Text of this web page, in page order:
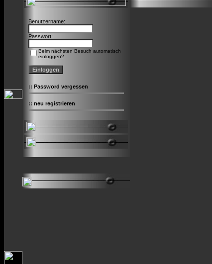
Benutzername:
Passwort:
Beim nächsten Besuch automatisch
einloggen?
:: Password vergessen
:: neu registrieren